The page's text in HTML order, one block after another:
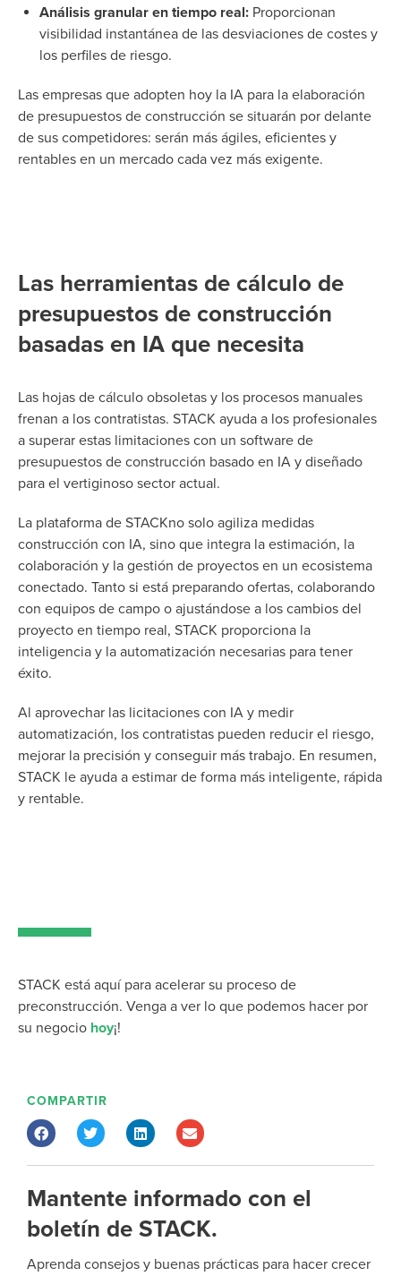
Análisis granular en tiempo real: Proporcionan
visibilidad instantánea de las desviaciones de costes y
los perfiles de riesgo.
Las empresas que adopten hoy la IA para la elaboración
de presupuestos de construcción se situarán por delante
de sus competidores: serán más ágiles, eficientes y
rentables en un mercado cada vez más exigente.
Las herramientas de cálculo de
presupuestos de construcción
basadas en IA que necesita
Las hojas de cálculo obsoletas y los procesos manuales
frenan a los contratistas. STACK ayuda a los profesionales
a superar estas limitaciones con un software de
presupuestos de construcción basado en IA y diseñado
para el vertiginoso sector actual.
La plataforma de STACKno solo agiliza medidas
construcción con IA, sino que integra la estimación, la
colaboración y la gestión de proyectos en un ecosistema
conectado. Tanto si está preparando ofertas, colaborando
con equipos de campo o ajustándose a los cambios del
proyecto en tiempo real, STACK proporciona la
inteligencia y la automatización necesarias para tener
éxito.
Al aprovechar las licitaciones con IA y medir
automatización, los contratistas pueden reducir el riesgo,
mejorar la precisión y conseguir más trabajo. En resumen,
STACK le ayuda a estimar de forma más inteligente, rápida
y rentable.
STACK está aquí para acelerar su proceso de
preconstrucción. Venga a ver lo que podemos hacer por
su negocio hoy¡!
COMPARTIR
Mantente informado con el
boletín de STACK.
Aprenda consejos y buenas prácticas para hacer crecer